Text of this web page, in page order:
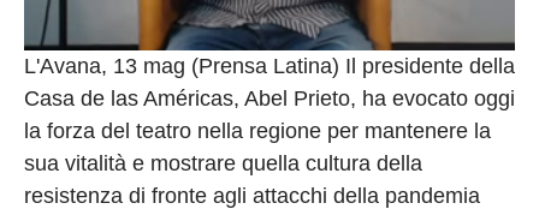
L'Avana, 13 mag (Prensa Latina) Il presidente della
Casa de las Américas, Abel Prieto, ha evocato oggi
la forza del teatro nella regione per mantenere la
sua vitalità e mostrare quella cultura della
resistenza di fronte agli attacchi della pandemia